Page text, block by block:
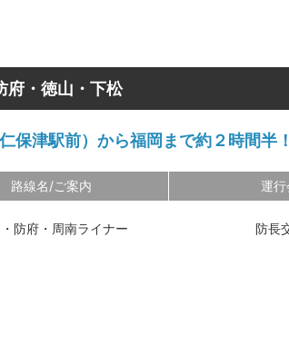
府・徳山・下松
保津駅前）から福岡まで約２時間
路線名/ご案内
防府・周南ライナー
運行
防長